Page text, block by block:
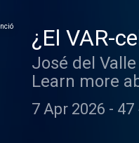
¿El VAR-
José del
Learn more
7 Apr 2026 - 47